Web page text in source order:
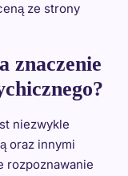
ze strony
znaczenie
niezwykle
oraz innymi
rozpoznawanie